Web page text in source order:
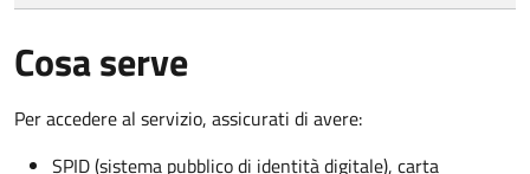
Cosa serve
Per accedere al servizio, assicurati di avere:
SPID (sistema pubblico di identità digitale), carta